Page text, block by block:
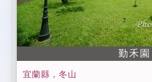
帳50%住宿費用，若未能於三
感激您 的配合。 ＊為了您的
菸，如有需要可以移駕戶外或
物入住房間哦！ ＊住宿當日逢
因素(以當地縣市政府頒布狀況
勤禾園
宜蘭縣，冬山